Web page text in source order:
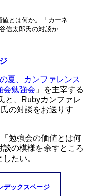
とは何か。「カーネ
信太郎氏の対談か
夏、カンファレンス
会勉強会 」を主宰する
と、Rubyカンファレ
の対談をお送りす
勉強会の価値とは何
の模様を余すところ
たい。
デックスページ